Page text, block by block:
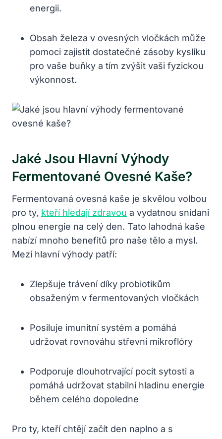
energii.
Obsah železa v ovesných vločkách může
pomoci zajistit dostatečné zásoby kyslíku
pro vaše buňky a tím zvýšit vaši fyzickou
výkonnost.
Jaké Jsou Hlavní Výhody
Fermentované Ovesné Kaše?
Fermentovaná ovesná kaše je skvělou volbou
pro ty, kteří hledají zdravou a vydatnou snídani
plnou energie na celý den. Tato lahodná kaše
nabízí mnoho benefitů pro naše tělo a mysl.
Mezi hlavní výhody patří:
Zlepšuje trávení díky probiotikům
obsaženým v fermentovaných vločkách
Posiluje imunitní systém a pomáhá
udržovat rovnováhu střevní mikroflóry
Podporuje dlouhotrvající pocit sytosti a
pomáhá udržovat stabilní hladinu energie
během celého dopoledne
Pro ty, kteří chtějí začít den naplno a s